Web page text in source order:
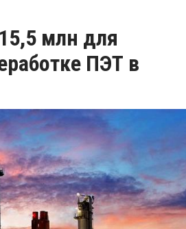
млн для
ПЭТ в